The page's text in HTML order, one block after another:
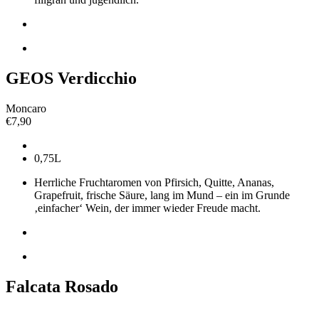
GEOS Verdicchio
Moncaro
€7,90
0,75L
Herrliche Fruchtaromen von Pfirsich, Quitte, Ananas,
Grapefruit, frische Säure, lang im Mund – ein im Grunde
‚einfacher‘ Wein, der immer wieder Freude macht.
Falcata Rosado